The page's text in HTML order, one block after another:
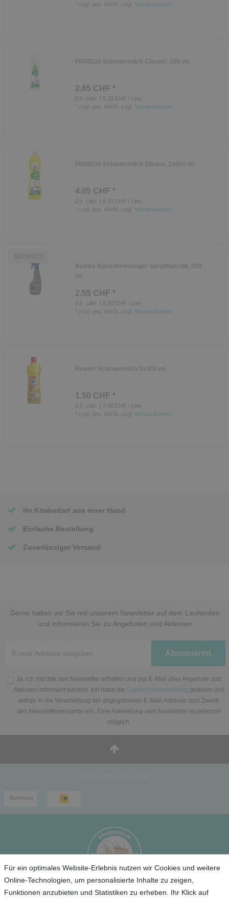
zzgl. ges. MwSt. zzgl. Versandkosten
FROSCH Scheuermilch Classic, 500 ml
2.65 CHF *
0.5 Liter
| 5.29 CHF / Liter
zzgl. ges. MwSt. zzgl. Versandkosten
FROSCH Scheuermilch Zitrone, 1x500 ml
4.05 CHF *
0.5 Liter
| 8.10 CHF / Liter
zzgl. ges. MwSt. zzgl. Versandkosten
Reinex Backofenreiniger Sprühflasche, 500
ml
2.55 CHF *
0.5 Liter
| 5.10 CHF / Liter
zzgl. ges. MwSt. zzgl. Versandkosten
Reinex Scheuermilch 1x500 ml
1.50 CHF *
0.5 Liter
| 3.00 CHF / Liter
zzgl. ges. MwSt. zzgl. Versandkosten
Ihr Kitabedarf aus einer Hand
Einfache Bestellung
Zuverlässiger Versand
Gerne halten wir Sie mit unserem Newsletter auf dem Laufenden
und informieren Sie zu Angeboten und Aktionen
Honig
Abonnieren
Ja, ich möchte den Newsletter erhalten und per E-Mail über Angebote und
Aktionen informiert werden. Ich habe die Datenschutzerklärung gelesen und
willige in die Verarbeitung der angegebenen E-Mail-Adresse zum Zweck
des Newsletterversands ein. Eine Abmeldung vom Newsletter ist jederzeit
möglich.
Für ein optimales Website-Erlebnis nutzen wir Cookies und weitere
Online-Technologien, um personalisierte Inhalte zu zeigen,
Funktionen anzubieten und Statistiken zu erheben. Ihr Klick auf